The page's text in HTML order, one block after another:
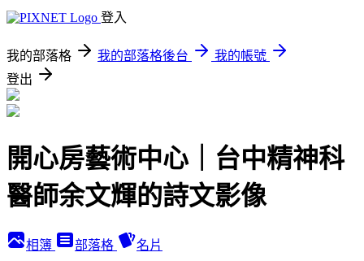
登入
我的部落格 我的部落格後台
我的帳號
登出
開心房藝術中心｜台中精神科
醫師余文輝的詩文影像
相簿 部落格 名片